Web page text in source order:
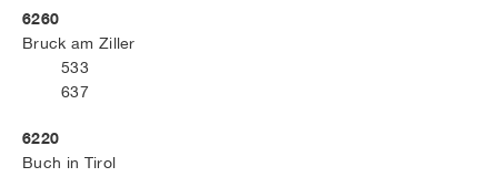
6260
Bruck am Ziller
533
637
6220
Buch in Tirol